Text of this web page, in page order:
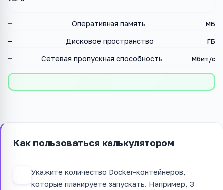
— Оперативная память МБ
— Дисковое пространство ГБ
— Сетевая пропускная способность Мбит/с
Как пользоваться калькулятором
Укажите количество Docker-контейнеров,
которые планируете запускать. Например, 3